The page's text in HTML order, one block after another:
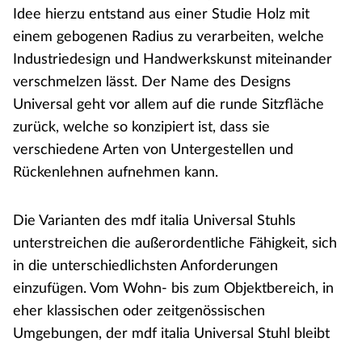
Idee hierzu entstand aus einer Studie Holz mit
einem gebogenen Radius zu verarbeiten, welche
Industriedesign und Handwerkskunst miteinander
verschmelzen lässt. Der Name des Designs
Universal geht vor allem auf die runde Sitzfläche
zurück, welche so konzipiert ist, dass sie
verschiedene Arten von Untergestellen und
Rückenlehnen aufnehmen kann.
Die Varianten des mdf italia Universal Stuhls
unterstreichen die außerordentliche Fähigkeit, sich
in die unterschiedlichsten Anforderungen
einzufügen. Vom Wohn- bis zum Objektbereich, in
eher klassischen oder zeitgenössischen
Umgebungen, der mdf italia Universal Stuhl bleibt